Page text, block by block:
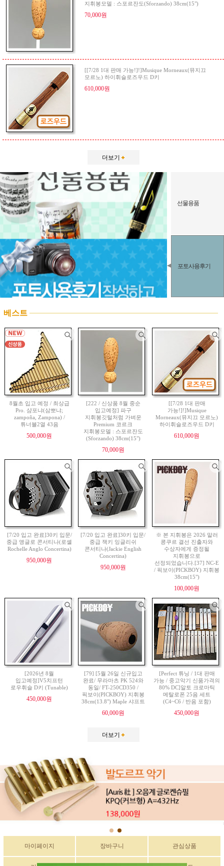
지휘봉모델 : 스포르잔도(Sforzando) 38cm(15")
70,000원
[[7/28 1대 판매 가능!]!]Musique Morneaux(뮤지끄
모르노) 하이휘슬로즈우드 D키
610,000원
더보기
선물용품
포토사용후기
베스트
8월초 입고 예정 / 최상급
Pro. 샴포냐(삼뽀냐;
zampoña, Zampona) /
튜너블2열 43음
500,000원
[222 / 신상품 8월 중순
입고예정] 파구
지휘봉깃털처럼 가벼운
Premium 코르크
지휘봉모델 : 스포르잔도
(Sforzando) 38cm(15")
70,000원
[[7/28 1대 판매
가능!]!]Musique
Morneaux(뮤지끄 모르노)
하이휘슬로즈우드 D키
610,000원
[7/20 입고 완료]30키 입문/
중급 앵글로 콘서티나(로셸
Rochelle Anglo Concertina)
950,000원
[7/20 입고 완료]30키 입문/
중급 잭키 잉글리쉬
콘서티나(Jackie English
Concertina)
950,000원
※ 본 지휘봉은 2026 말러
콩쿠르 결선 진출자와
수상자에게 증정될
지휘봉으로
선정되었습니다.[37] NC-E
/ 픽보이(PICKBOY) 지휘봉
38cm(15")
100,000원
[2026년 8월
입고예정]V5치프턴
로우휘슬 D키 (Tunable)
450,000원
[79] [5월 26일 신규입고
완료/ 무라마츠 PK 524와
동일/ FT-250CD350 /
픽보이(PICKBOY) 지휘봉
38cm(13.8") Maple 샤프트
60,000원
[Perfect 튜닝 / 1대 판매
가능 / 중고악기 신품가격의
80% DC]알토 크로마틱
메탈로폰 25음 세트
(C4~C6 / 반음 포함)
450,000원
더보기
마이페이지 장바구니 관심상품